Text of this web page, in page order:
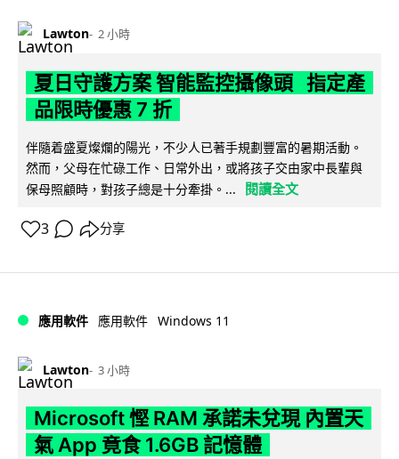
Lawton 2 小時
夏日守護方案 智能監控攝像頭 指定產
品限時優惠 7 折
伴隨着盛夏燦爛的陽光，不少人已著手規劃豐富的暑期活動。
然而，父母在忙碌工作、日常外出，或將孩子交由家中長輩與
保母照顧時，對孩子總是十分牽掛。...
閱讀全文
3 分享
應用軟件 應用軟件 Windows 11
Lawton 3 小時
Microsoft 慳 RAM 承諾未兌現 內置天
氣 App 竟食 1.6GB 記憶體